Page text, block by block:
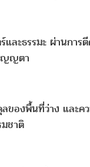
ละธรรมะ ผ่านก
ญญตา
พื้นที่ว่าง และคว
ชาติ